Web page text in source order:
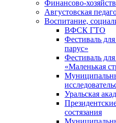
Финансово-
Августовская
Воспитание,
ВФСК ГТО
Фестиваль
парус»
Фестиваль
«Маленькая
Уральская
состязания